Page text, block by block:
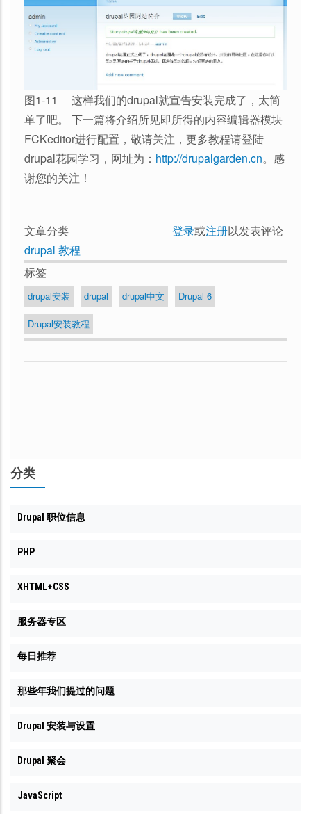
图1-11 这样我们的drupal就宣告安装完成了，太简
单了吧。 下一篇将介绍所见即所得的内容编辑器模块
FCKeditor进行配置，敬请关注，更多教程请登陆
drupal花园学习，网址为： http://drupalgarden.cn。感
谢您的关注！
登录或注册以发表评论
文章分类
drupal 教程
标签
drupal安装 drupal drupal中文 Drupal 6
Drupal安装教程
分类
Drupal 职位信息
PHP
XHTML+CSS
服务器专区
每日推荐
那些年我们提过的问题
Drupal 安装与设置
Drupal 聚会
JavaScript